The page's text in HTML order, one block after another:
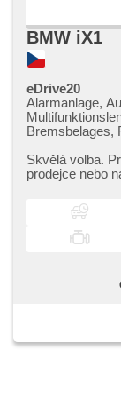
BMW iX1
eDrive20
Alarmanlage,
Bremsbelages,
odemykání,
Fahrgestell
Skvělá volba.
prodejce nebo